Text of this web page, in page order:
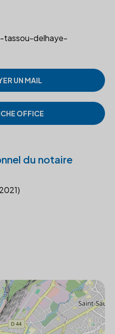
delhaye-
UN MAIL
OFFICE
du notaire